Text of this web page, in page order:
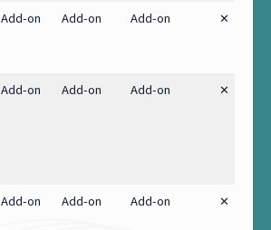
Add-on Add-on Add-on ✕
Add-on Add-on Add-on ✕
Add-on Add-on Add-on ✕